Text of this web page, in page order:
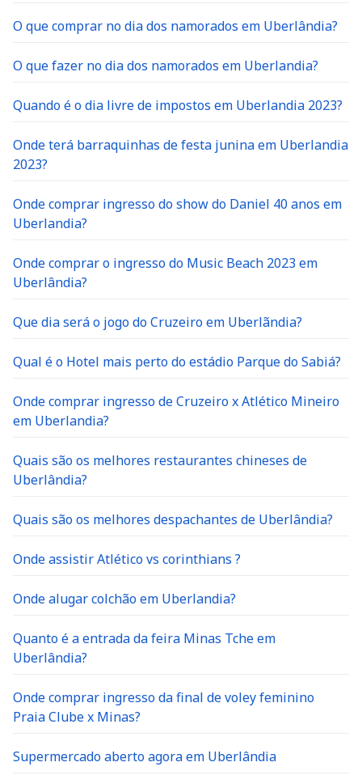
O que comprar no dia dos namorados em Uberlândia?
O que fazer no dia dos namorados em Uberlandia?
Quando é o dia livre de impostos em Uberlandia 2023?
Onde terá barraquinhas de festa junina em Uberlandia
2023?
Onde comprar ingresso do show do Daniel 40 anos em
Uberlandia?
Onde comprar o ingresso do Music Beach 2023 em
Uberlândia?
Que dia será o jogo do Cruzeiro em Uberlãndia?
Qual é o Hotel mais perto do estádio Parque do Sabiá?
Onde comprar ingresso de Cruzeiro x Atlético Mineiro
em Uberlandia?
Quais são os melhores restaurantes chineses de
Uberlândia?
Quais são os melhores despachantes de Uberlândia?
Onde assistir Atlético vs corinthians ?
Onde alugar colchão em Uberlandia?
Quanto é a entrada da feira Minas Tche em
Uberlândia?
Onde comprar ingresso da final de voley feminino
Praia Clube x Minas?
Supermercado aberto agora em Uberlândia